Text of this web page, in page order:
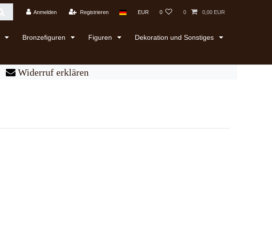
Anmelden Registrieren EUR 0 0 0,00 EUR
Bronzefiguren Figuren Dekoration und Sonstiges
Widerruf erklären